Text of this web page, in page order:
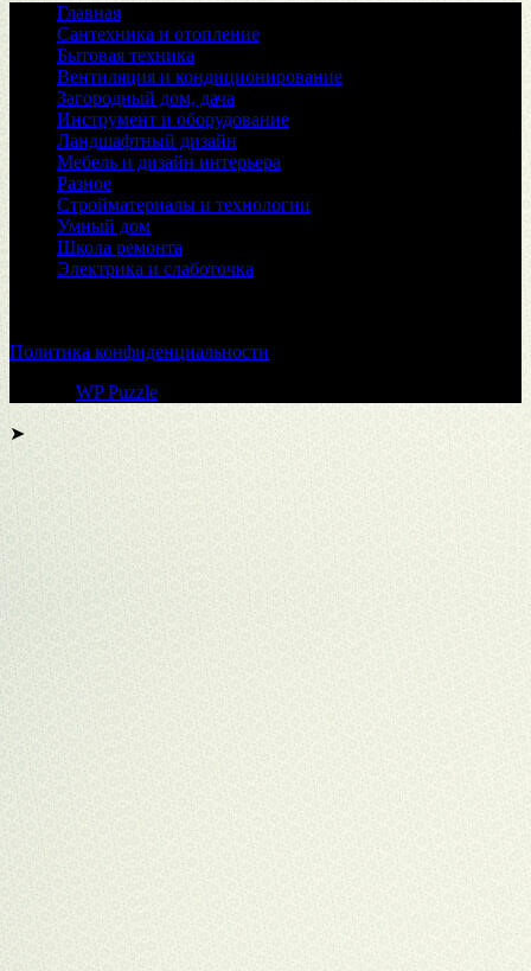
Главная
Сантехника и отопление
Бытовая техника
Вентиляция и кондиционирование
Загородный дом, дача
Инструмент и оборудование
Ландшафтный дизайн
Мебель и дизайн интерьера
Разное
Стройматериалы и технологии
Умный дом
Школа ремонта
Электрика и слаботочка
Политика конфиденциальности
WP Puzzle
➤